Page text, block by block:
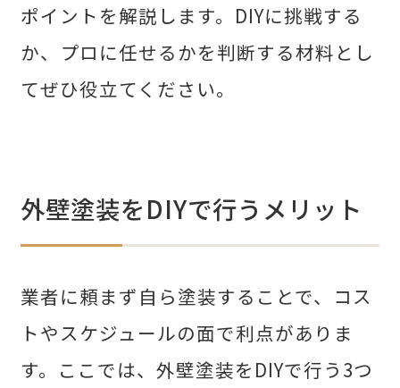
Pick up
ポイントを解説します。DIYに挑戦する
か、プロに任せるかを判断する材料とし
てぜひ役立てください。
外壁塗装をDIYで行うメリット
業者に頼まず自ら塗装することで、コス
トやスケジュールの面で利点がありま
す。ここでは、外壁塗装をDIYで行う3つ